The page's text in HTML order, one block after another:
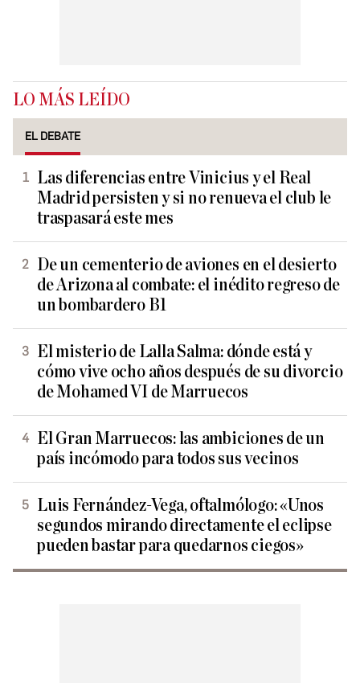
LO MÁS LEÍDO
EL DEBATE
Las diferencias entre Vinicius y el Real
Madrid persisten y si no renueva el club le
traspasará este mes
De un cementerio de aviones en el desierto
de Arizona al combate: el inédito regreso de
un bombardero B1
El misterio de Lalla Salma: dónde está y
cómo vive ocho años después de su divorcio
de Mohamed VI de Marruecos
El Gran Marruecos: las ambiciones de un
país incómodo para todos sus vecinos
Luis Fernández-Vega, oftalmólogo: «Unos
segundos mirando directamente el eclipse
pueden bastar para quedarnos ciegos»